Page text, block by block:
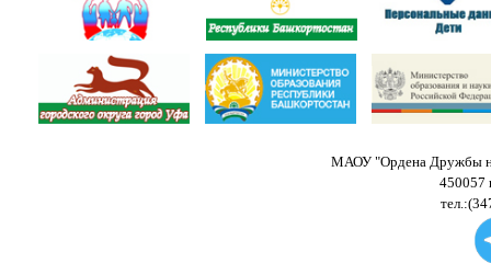
МАОУ "Ордена Дружбы
450057